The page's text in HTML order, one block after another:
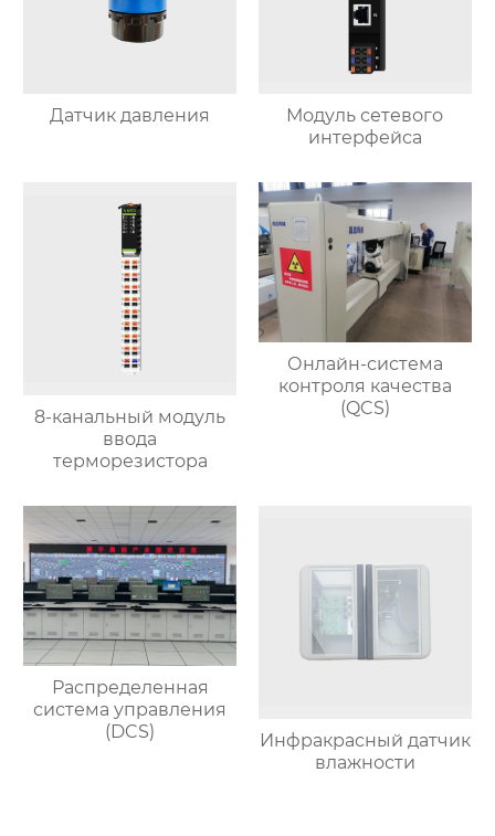
Датчик давления
Модуль сетевого
интерфейса
8-канальный модуль
ввода
терморезистора
Онлайн-система
контроля качества
(QCS)
Распределенная
система управления
(DCS)
Инфракрасный датчик
влажности